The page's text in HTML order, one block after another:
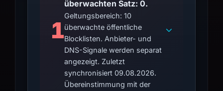
1
überwachten Satz: 0.
Geltungsbereich: 10
überwachte öffentliche
Blocklisten. Anbieter- und
DNS-Signale werden separat
angezeigt. Zuletzt
synchronisiert 09.08.2026.
Übereinstimmung mit der